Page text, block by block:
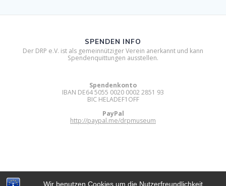
Wir benutzen Cookies um die Nutzerfreundlichkeit
SPENDEN INFO
Der DRP e.V. ist als gemeinnütziger Verein anerkannt und kann
Spendenquittungen ausstellen.
Spendenkonto
IBAN DE64 5055 0020 0002 2851 93
BIC HELADEF1OFF
PayPal
http://paypal.me/drpmuseum